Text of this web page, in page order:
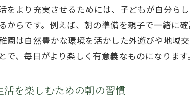
子育
をより充実させるためには、子どもが自分ら
からです。例えば、朝の準備を親子で一緒に
園は自然豊かな環境を活かした外遊びや地域
で、毎日がより楽しく有意義なものになります。
活を楽しむための朝の習慣